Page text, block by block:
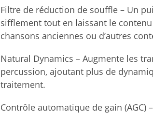
Filtre de réduction de souffle – Un
sifflement tout en laissant le
chansons anciennes ou d’autres
Natural Dynamics – Augmente les
percussion, ajoutant plus de
traitement.
Contrôle automatique de gain (AGC)